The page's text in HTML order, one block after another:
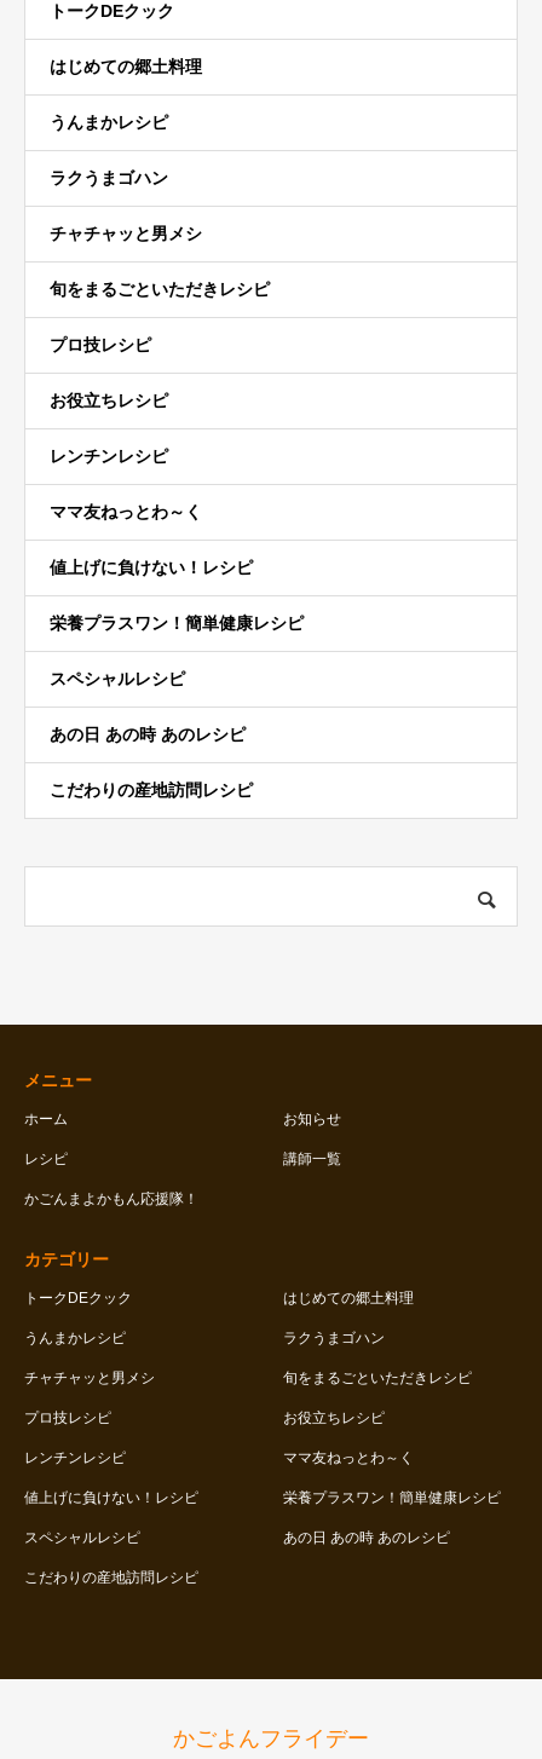
トークDEクック
はじめての郷土料理
うんまかレシピ
ラクうまゴハン
チャチャッと男メシ
旬をまるごといただきレシピ
プロ技レシピ
お役立ちレシピ
レンチンレシピ
ママ友ねっとわ～く
値上げに負けない！レシピ
栄養プラスワン！簡単健康レシピ
スペシャルレシピ
あの日 あの時 あのレシピ
こだわりの産地訪問レシピ
メニュー
ホーム お知らせ
レシピ 講師一覧
かごんまよかもん応援隊！
カテゴリー
トークDEクック はじめての郷土料理
うんまかレシピ ラクうまゴハン
チャチャッと男メシ 旬をまるごといただきレシピ
プロ技レシピ お役立ちレシピ
レンチンレシピ ママ友ねっとわ～く
値上げに負けない！レシピ 栄養プラスワン！簡単健康レシピ
スペシャルレシピ あの日 あの時 あのレシピ
こだわりの産地訪問レシピ
かごよんフライデー